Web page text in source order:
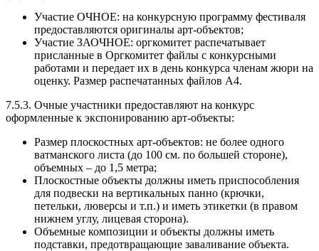
Участие ОЧНОЕ: на конкурсную программу фестиваля
предоставляются оригиналы арт-объектов;
Участие ЗАОЧНОЕ: оргкомитет распечатывает
присланные в Оргкомитет файлы с конкурсными
работами и передает их в день конкурса членам жюри на
оценку. Размер распечатанных файлов А4.
7.5.3. Очные участники предоставляют на конкурс
оформленные к экспонированию арт-объекты:
Размер плоскостных арт-объектов: не более одного
ватманского листа (до 100 см. по большей стороне),
объемных – до 1,5 метра;
Плоскостные объекты должны иметь приспособления
для подвески на вертикальных панно (крючки,
петельки, люверсы и т.п.) и иметь этикетки (в правом
нижнем углу, лицевая сторона).
Объемные композиции и объекты должны иметь
подставки, предотвращающие заваливание объекта.